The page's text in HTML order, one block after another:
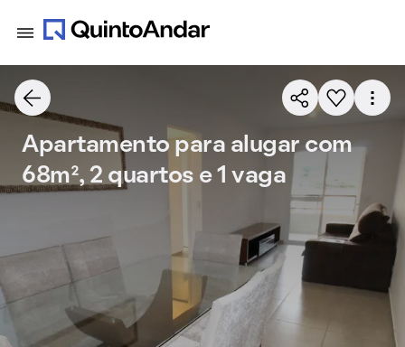
Apartamento para alugar com
68m², 2 quartos e 1 vaga